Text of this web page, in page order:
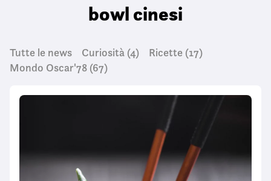
bowl cinesi
Tutte le news Curiosità (4) Ricette (17)
Mondo Oscar'78 (67)